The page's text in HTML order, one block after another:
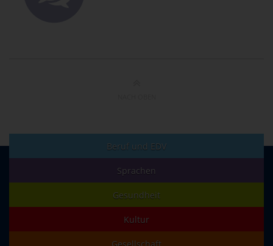
Beruf und EDV
Sprachen
Gesundheit
Kultur